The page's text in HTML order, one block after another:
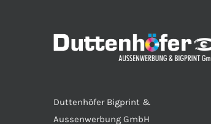
Duttenhöfer Bigprint &
Aussenwerbung GmbH